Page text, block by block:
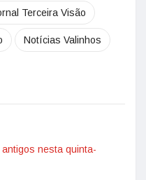
Terceira Visão
Notícias Valinhos
nesta quinta-